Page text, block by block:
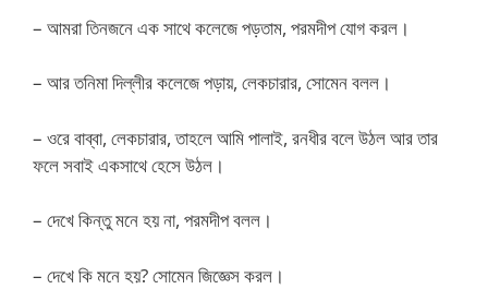
– আমরা তিনজনে এক সাথে কলেজে পড়তাম, পরমদীপ যোগ করল।
– আর তনিমা দিল্লীর কলেজে পড়ায়, লেকচারার, সোমেন বলল।
– ওরে বাব্বা, লেকচারার, তাহলে আমি পালাই, রনধীর বলে উঠল আর তার
ফলে সবাই একসাথে হেসে উঠল।
– দেখে কিন্তু মনে হয় না, পরমদীপ বলল।
– দেখে কি মনে হয়? সোমেন জিজ্ঞেস করল।